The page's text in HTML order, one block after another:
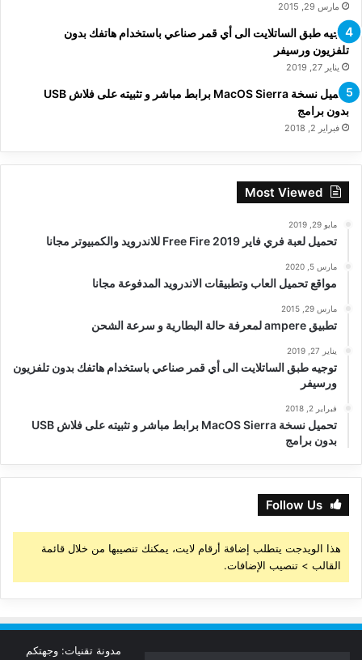
مارس 29, 2015
توجيه طبق الساتلايت الى أي قمر صناعي باستخدام هاتفك بدون
تلفزيون ورسيفر
يناير 27, 2019
تحميل نسخة MacOS Sierra برابط مباشر و تثبيته على فلاش USB
بدون برامج
فبراير 2, 2018
Most Viewed
مايو 29, 2019
تحميل لعبة فري فاير Free Fire 2019 للاندرويد والكمبيوتر مجانا
مارس 5, 2020
مواقع تحميل العاب وتطبيقات الاندرويد المدفوعة مجانا
مارس 29, 2015
تطبيق ampere لمعرفة حالة البطارية و سرعة الشحن
يناير 27, 2019
توجيه طبق الساتلايت الى أي قمر صناعي باستخدام هاتفك بدون تلفزيون
ورسيفر
فبراير 2, 2018
تحميل نسخة MacOS Sierra برابط مباشر و تثبيته على فلاش USB
بدون برامج
Follow Us
هذا الويدجت يتطلب إضافة أرقام لايت، يمكنك تنصيبها من خلال قائمة
القالب > تنصيب الإضافات.
مدونة تقنيات: وجهتكم